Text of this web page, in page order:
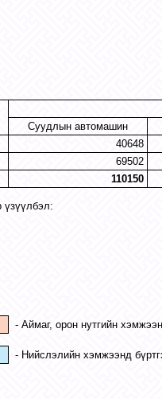
Суудлын автомашин
40648
69502
110150
үзүүлбэл:
- Аймаг, орон нутгийн
- Нийслэлийн хэмжээнд